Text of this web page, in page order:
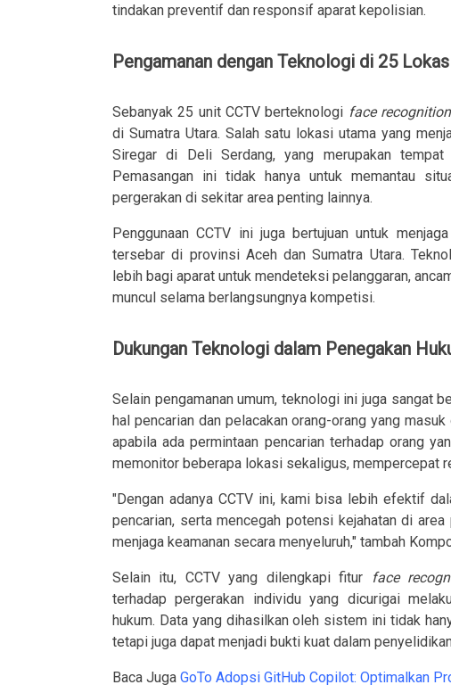
tindakan preventif dan responsif aparat kepolisian.
Pengamanan dengan Teknologi di 25
Sebanyak 25 unit CCTV berteknologi face recognition
di Sumatra Utara. Salah satu lokasi utama yang
Siregar di Deli Serdang, yang merupakan tempat
Pemasangan ini tidak hanya untuk memantau
pergerakan di sekitar area penting lainnya.
Penggunaan CCTV ini juga bertujuan untuk
tersebar di provinsi Aceh dan Sumatra Utara.
lebih bagi aparat untuk mendeteksi pelanggaran,
muncul selama berlangsungnya kompetisi.
Dukungan Teknologi dalam Penegakan
Selain pengamanan umum, teknologi ini juga sangat
hal pencarian dan pelacakan orang-orang yang
apabila ada permintaan pencarian terhadap orang
memonitor beberapa lokasi sekaligus, mempercepat
"Dengan adanya CCTV ini, kami bisa lebih efektif
pencarian, serta mencegah potensi kejahatan di
menjaga keamanan secara menyeluruh," tambah
Selain itu, CCTV yang dilengkapi fitur face
terhadap pergerakan individu yang dicurigai
hukum. Data yang dihasilkan oleh sistem ini tidak
tetapi juga dapat menjadi bukti kuat dalam
Baca Juga GoTo Adopsi GitHub Copilot: Optimalkan